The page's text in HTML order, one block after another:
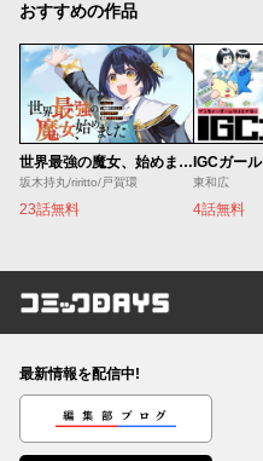
おすすめの作品
世界最強の魔女、始めました ～私だけ『攻略サイト』を見れる世界で自由に生きます～
坂木持丸/riritto/戸賀環
23話無料
IGCガール
東和広
4話無料
コミックDAYS
最新情報を配信中!
編集部ブログ